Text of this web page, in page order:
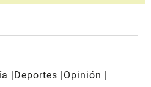
Deportes
Opinión